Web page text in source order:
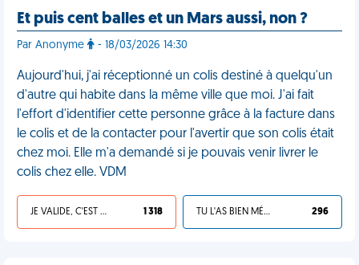
Et puis cent balles et un Mars aussi, non ?
Par Anonyme - 18/03/2026 14:30
Aujourd'hui, j'ai réceptionné un colis destiné à quelqu'un
d'autre qui habite dans la même ville que moi. J'ai fait
l'effort d'identifier cette personne grâce à la facture dans
le colis et de la contacter pour l'avertir que son colis était
chez moi. Elle m'a demandé si je pouvais venir livrer le
colis chez elle. VDM
JE VALIDE, C'EST UNE VDM 1 318 TU L'AS BIEN MÉRITÉ 296